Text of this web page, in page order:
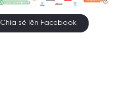
Chia sẻ lên Facebook